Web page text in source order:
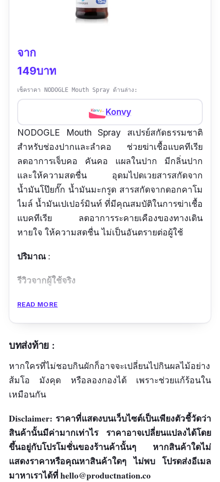
จาก
149บาท
เช็คราคา NODOGLE Mouth Spray ด้านล่าง:
Konvy
NODOGLE Mouth Spray สเปรย์สกัดธรรมชาติ
สำหรับช่องปากและลำคอ ช่วยฆ่าเชื้อแบคทีเรีย
ลดอาการเจ็บคอ คันคอ แผลในปาก มีกลิ่นปาก
และให้ความสดชื่น อุดมไปดเวยสารสกัดจาก
น้ำมันโป๊ยกั๊ก น้ำมันมะกรูด สารสกัดจากดอกคาโม
ไมล์ น้ำมันเปเปอร์มินท์ ที่มีคุณสมบัติในการฆ่าเชื้อ
แบคทีเรีย ลดอาการระคายเคืองของทางเดิน
หายใจ ให้ความสดชื่น ไม่เป็นอันตรายต่อผู้ใช้
ปริมาณ:
รีวิวจากผู้ใช้จริง
รสชาติโอเค ชุ่มชื่นคอดีค่ะ ตอนตื่นเช้ามาบางที
อ่อนโยน มีสารสกัดจากธรรมชาติ
ลดการอักเสบ ลดการเจ็บคอ
ชุ่มคอ
ข้อเสีย
ราคาแพง
READ MORE
บทส่งท้าย :
หากใครที่ไม่ชอบกินผักก็อาจจะเปลี่ยนไปกินผลไม้อย่าง
ส้มโอ มังคุด หรือลองกองได้ เพราะช่วยแก้ร้อนใน
เหมือนกัน
Disclaimer: ราคาที่แสดงบนเว็บไซต์เป็นเพียงตัวชี้วัดว่า
สินค้านั้นมีค่ามากเท่าไร ราคาอาจเปลี่ยนแปลงได้โดย
ขึ้นอยู่กับโปรโมชั่นของร้านค้านั้นๆ หากสินค้าใดไม่
แสดงราคาหรือคุณหาสินค้าใดๆ ไม่พบ โปรดส่งอีเมล
มาหาเราได้ที่hello@productnation.co